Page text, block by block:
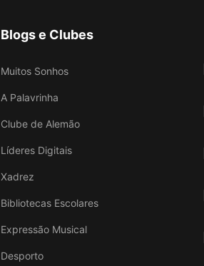
Blogs e Clubes
Muitos Sonhos
A Palavrinha
Clube de Alemão
Líderes Digitais
Xadrez
Bibliotecas Escolares
Expressão Musical
Desporto